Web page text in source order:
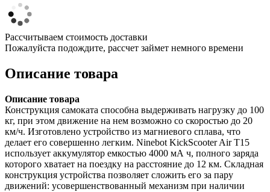
Рассчитываем стоимость доставки
Пожалуйста подождите, рассчет займет немного времени
Описание товара
Описание товара
Конструкция самоката способна выдерживать нагрузку до 100
кг, при этом движение на нем возможно со скоростью до 20
км/ч. Изготовлено устройство из магниевого сплава, что
делает его совершенно легким. Ninebot KickScooter Air T15
использует аккумулятор емкостью 4000 мА ч, полного заряда
которого хватает на поездку на расстояние до 12 км. Складная
конструкция устройства позволяет сложить его за пару
движений: усовершенствованный механизм при наличии